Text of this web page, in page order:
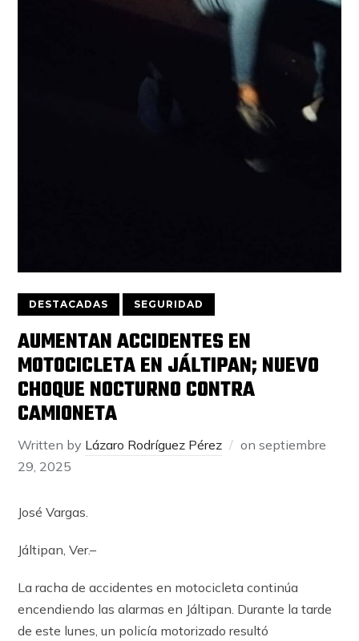
DESTACADAS SEGURIDAD
AUMENTAN ACCIDENTES EN
MOTOCICLETA EN JÁLTIPAN; NUEVO
CHOQUE NOCTURNO CONTRA
CAMIONETA
Written by Lázaro Rodríguez Pérez onseptiembre
29, 2025
José Vargas.
Jáltipan, Ver.–
La racha de accidentes en motocicleta continúa
encendiendo las alarmas en Jáltipan. Durante la tarde
de este lunes, un policía motorizado resultó